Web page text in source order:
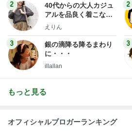
2
40代からの大人カジュ
アルを品良く着こなす
ファッションブログ
えりん
3
銀の滴降る降るまわり
に・・・
illallan
2
3
もっと見る
オフィシャルブロガーランキング